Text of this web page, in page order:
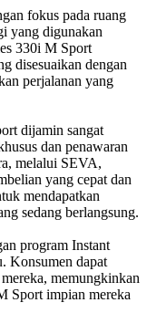
fokus pada ruang
yang digunakan
330i M Sport
disesuaikan dengan
perjalanan yang
dijamin sangat
dan penawaran
melalui SEVA,
yang cepat dan
mendapatkan
sedang berlangsung.
program Instant
Konsumen dapat
memungkinkan
Sport impian mereka